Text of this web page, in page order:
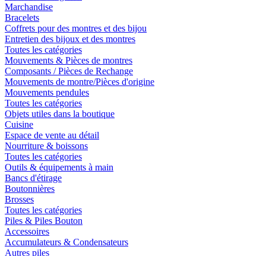
Marchandise
Bracelets
Coffrets pour des montres et des bijou
Entretien des bijoux et des montres
Toutes les catégories
Mouvements & Pièces de montres
Composants / Pièces de Rechange
Mouvements de montre/Pièces d'origine
Mouvements pendules
Toutes les catégories
Objets utiles dans la boutique
Cuisine
Espace de vente au détail
Nourriture & boissons
Toutes les catégories
Outils & équipements à main
Bancs d'étirage
Boutonnières
Brosses
Toutes les catégories
Piles & Piles Bouton
Accessoires
Accumulateurs & Condensateurs
Autres piles